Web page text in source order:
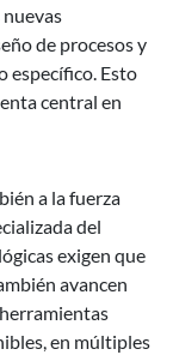
de procesos y
específico. Esto
central en
a la fuerza
del
exigen que
avancen
en múltiples